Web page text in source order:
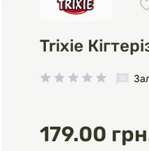
Наповнювачі
Акваріуми
Помпи
Trixie
179.00